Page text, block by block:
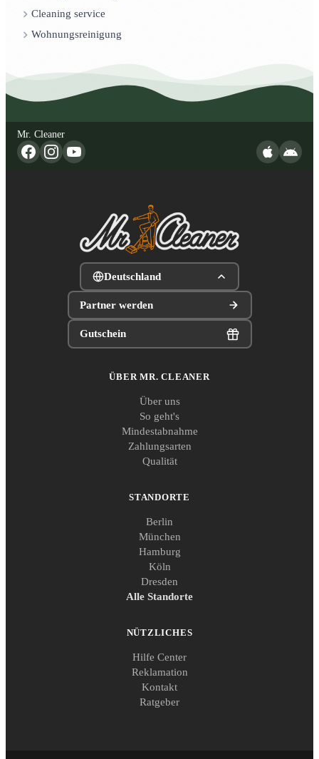
Cleaning service
Wohnungsreinigung
Mr. Cleaner
Deutschland
Partner werden
Gutschein
ÜBER MR. CLEANER
Über uns
So geht's
Mindestabnahme
Zahlungsarten
Qualität
STANDORTE
Berlin
München
Hamburg
Köln
Dresden
Alle Standorte
NÜTZLICHES
Hilfe Center
Reklamation
Kontakt
Ratgeber